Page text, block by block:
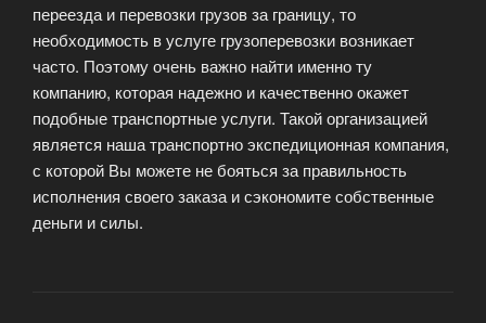
переезда и перевозки грузов за границу, то
необходимость в услуге грузоперевозки возникает
часто. Поэтому очень важно найти именно ту
компанию, которая надежно и качественно окажет
подобные транспортные услуги. Такой организацией
является наша транспортно экспедиционная компания,
с которой Вы можете не бояться за правильность
исполнения своего заказа и сэкономите собственные
деньги и силы.